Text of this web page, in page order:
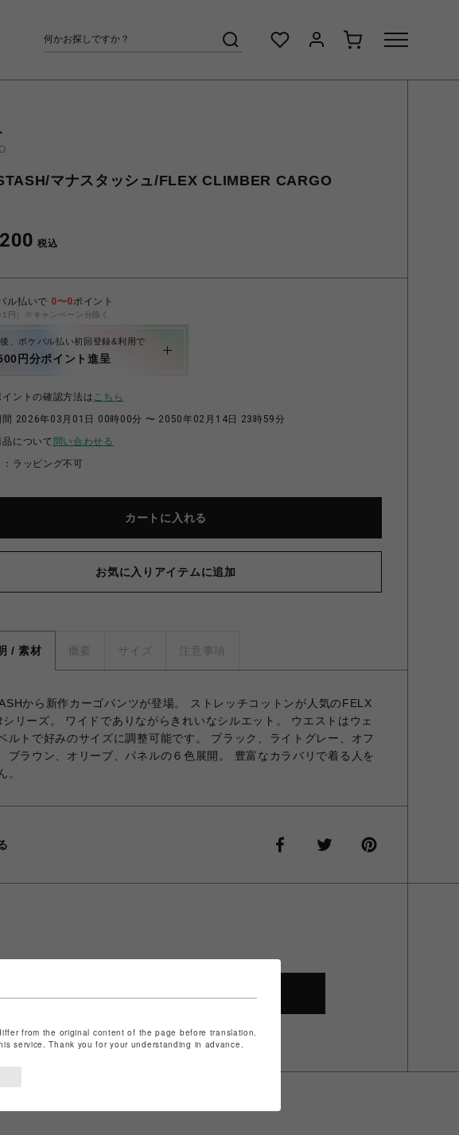
マナスタッシュ/FLEX CLIMBER CARGO
税込
ル払いで 0〜0ポイント
円）※キャンペーン分除く
、ポケパル払い初回登録&利用で
円分ポイント進呈
イントの確認方法はこちら
間 2026年03月01日 00時00分 〜 2050年02月14日 23時59分
品について 問い合わせる
：ラッピング不可
カートに入れる
お気に入りアイテムに追加
/ 素材 概要 サイズ 注意事項
から新作カーゴパンツが登場。 ストレッチコットンが人気のFELX
リーズ。 ワイドでありながらきれいなシルエット。 ウエストはウェ
ルトで好みのサイズに調整可能です。 ブラック、ライトグレー、オフ
ブラウン、オリーブ、パネルの６色展開。 豊富なカラバリで着る人を
。
from the original content of the page before translation.
service. Thank you for your understanding in advance.